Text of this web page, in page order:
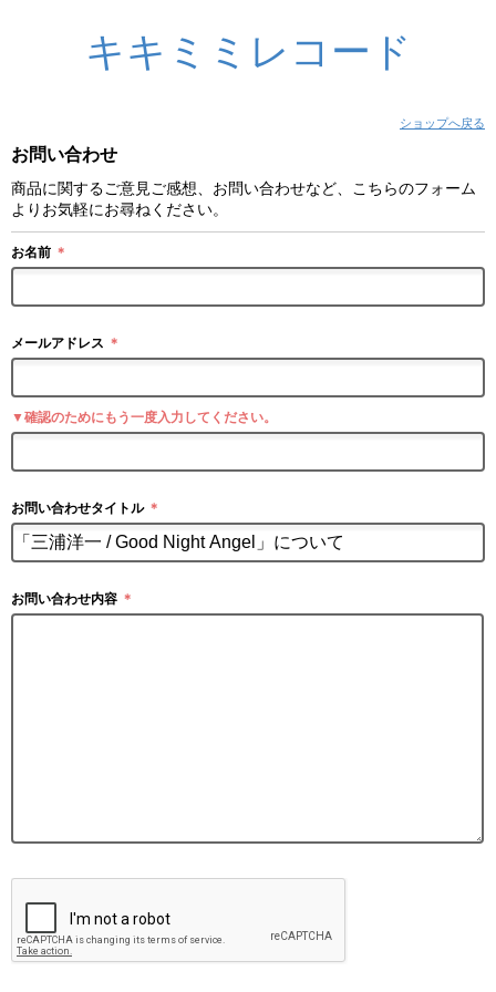
キキミミレコード
ショップへ戻る
お問い合わせ
商品に関するご意見ご感想、お問い合わせなど、こちらのフォーム
よりお気軽にお尋ねください。
お名前 ＊
メールアドレス ＊
▼確認のためにもう一度入力してください。
お問い合わせタイトル ＊
お問い合わせ内容 ＊